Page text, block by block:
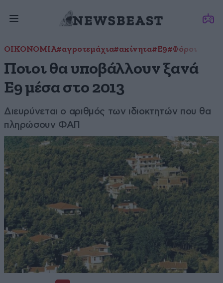
ΟΙΚΟΝΟΜΙΑ#αγροτεμάχια#ακίνητα#Ε9#Φόροι
Ποιοι θα υποβάλλουν ξανά
Ε9 μέσα στο 2013
Διευρύνεται ο αριθμός των ιδιοκτητών που θα
πληρώσουν ΦΑΠ